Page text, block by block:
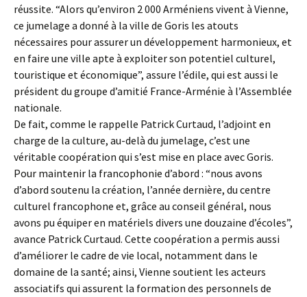
réussite. “Alors qu’environ 2 000 Arméniens vivent à Vienne,
ce jumelage a donné à la ville de Goris les atouts
nécessaires pour assurer un développement harmonieux, et
en faire une ville apte à exploiter son potentiel culturel,
touristique et économique”, assure l’édile, qui est aussi le
président du groupe d’amitié France-Arménie à l’Assemblée
nationale.
De fait, comme le rappelle Patrick Curtaud, l’adjoint en
charge de la culture, au-delà du jumelage, c’est une
véritable coopération qui s’est mise en place avec Goris.
Pour maintenir la francophonie d’abord : “nous avons
d’abord soutenu la création, l’année dernière, du centre
culturel francophone et, grâce au conseil général, nous
avons pu équiper en matériels divers une douzaine d’écoles”,
avance Patrick Curtaud. Cette coopération a permis aussi
d’améliorer le cadre de vie local, notamment dans le
domaine de la santé; ainsi, Vienne soutient les acteurs
associatifs qui assurent la formation des personnels de